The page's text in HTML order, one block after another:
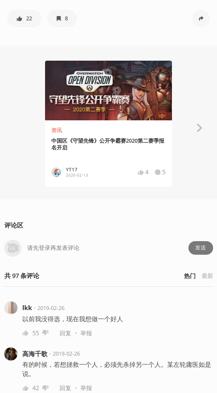
22 8
资讯
中国区《守望先锋》公开争霸赛2020第二赛季报
名开启
YT17
2020-02-13 4 5
评论区
发送
共97条评论 热门 最新
lkk・ 2019-02-26
以前我没得选，现在我想做一个好人
55 回复 ・ 举报
高海千歌・ 2019-02-26
有的时候，若想拯救一个人，必须先杀掉另一个人。某左轮庸医如是
说。
42 回复 ・ 举报